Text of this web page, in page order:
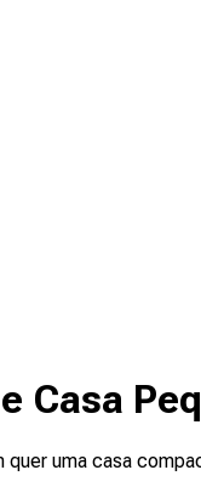
Casa
quer uma casa